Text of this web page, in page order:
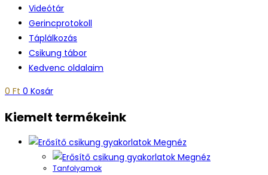
Videótár
Gerincprotokoll
Táplálkozás
Csikung tábor
Kedvenc oldalaim
0 Ft 0 Kosár
Kiemelt termékeink
Megnéz
Megnéz
Tanfolyamok